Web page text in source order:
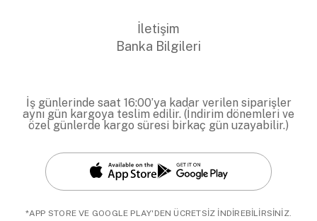
İletişim
Banka Bilgileri
İş günlerinde saat 16:00’ya kadar verilen siparişler
aynı gün kargoya teslim edilir. (İndirim dönemleri ve
özel günlerde kargo süresi birkaç gün uzayabilir.)
*APP STORE VE GOOGLE PLAY'DEN ÜCRETSİZ İNDİREBİLİRSİNİZ.